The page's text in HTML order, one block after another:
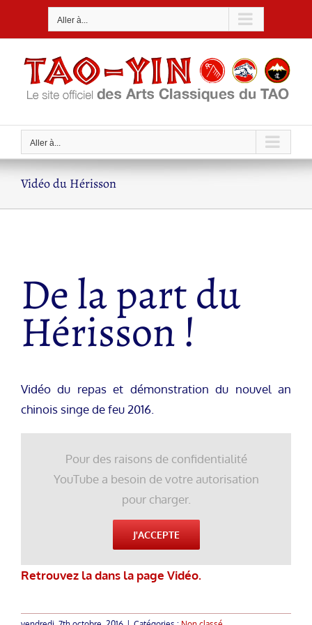
Aller à...
Aller à...
Vidéo du Hérisson
De la part du
Hérisson !
Vidéo du repas et démonstration du nouvel an
chinois singe de feu 2016.
Pour des raisons de confidentialité
YouTube a besoin de votre autorisation
pour charger.
J'ACCEPTE
Retrouvez la dans la page Vidéo.